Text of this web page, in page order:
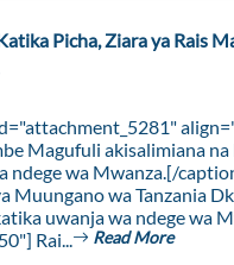
Picha, Ziara ya Rais
Magufuli akisalimiana
ndege wa Mwanza.[/
Muungano wa Tanzania
uwanja wa ndege wa
Rai...
Read More